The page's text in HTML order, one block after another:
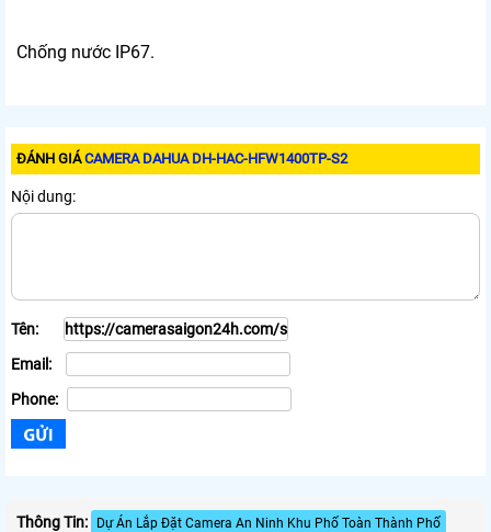
Chống nước IP67.
ĐÁNH GIÁCAMERA DAHUA DH-HAC-HFW1400TP-S2
Nội dung:
Tên:
Email:
Phone:
Thông Tin:
Dự Án Lắp Đặt Camera An Ninh Khu Phố Toàn Thành Phố